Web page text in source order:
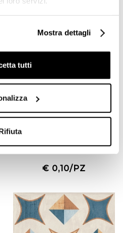
Mostra dettagli
tutti
Offerta
€ 0,10/PZ